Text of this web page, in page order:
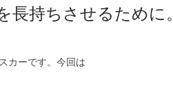
長持ちさせるために
カーです。今回は